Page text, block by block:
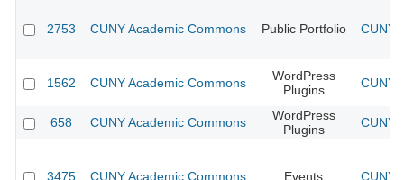
2753 CUNY Academic Commons Public Portfolio CUNY
1562 CUNY Academic Commons
WordPress
Plugins
CUNY
658 CUNY Academic Commons
WordPress
Plugins
CUNY
3475 CUNY Academic Commons Events CUNY